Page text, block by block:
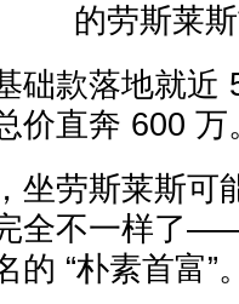
的劳斯莱
础款落地就近
价直奔 600 万
坐劳斯莱斯可
全不一样了
的 “朴素首富”